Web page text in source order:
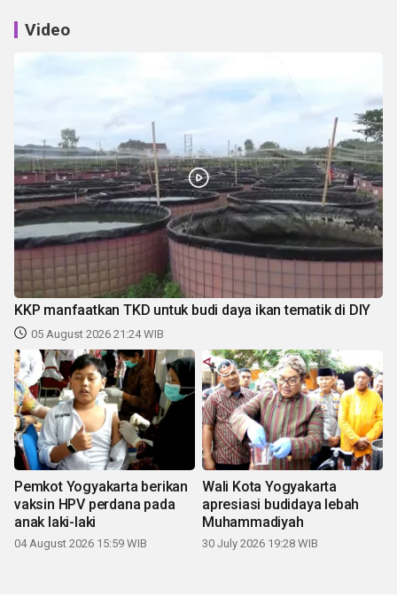
Video
KKP manfaatkan TKD untuk budi daya ikan tematik di DIY
05 August 2026 21:24 WIB
Pemkot Yogyakarta berikan
vaksin HPV perdana pada
anak laki-laki
04 August 2026 15:59 WIB
Wali Kota Yogyakarta
apresiasi budidaya lebah
Muhammadiyah
30 July 2026 19:28 WIB